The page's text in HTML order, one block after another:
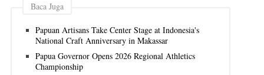
Baca Juga
Papuan Artisans Take Center Stage at Indonesia's
National Craft Anniversary in Makassar
Papua Governor Opens 2026 Regional Athletics
Championship